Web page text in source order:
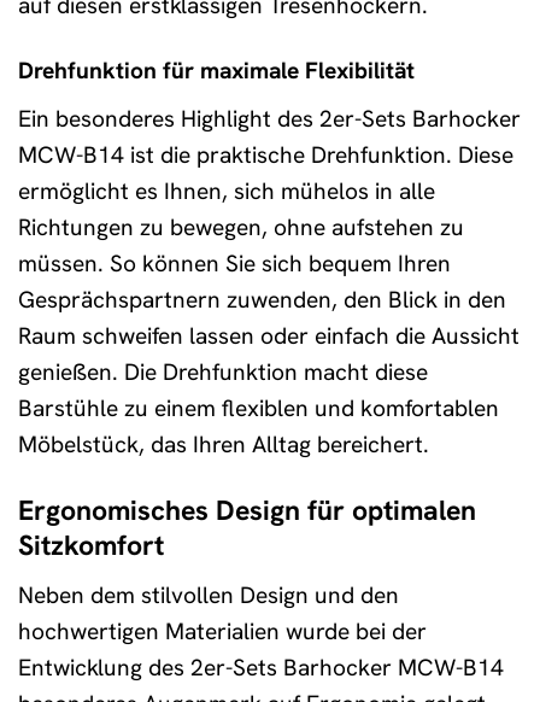
Drehfunktion für maximale Flexibilität
Ein besonderes Highlight des 2er-Sets Barhocker
MCW-B14 ist die praktische Drehfunktion. Diese
ermöglicht es Ihnen, sich mühelos in alle
Richtungen zu bewegen, ohne aufstehen zu
müssen. So können Sie sich bequem Ihren
Gesprächspartnern zuwenden, den Blick in den
Raum schweifen lassen oder einfach die Aussicht
genießen. Die Drehfunktion macht diese
Barstühle zu einem flexiblen und komfortablen
Möbelstück, das Ihren Alltag bereichert.
Ergonomisches Design für optimalen
Sitzkomfort
Neben dem stilvollen Design und den
hochwertigen Materialien wurde bei der
Entwicklung des 2er-Sets Barhocker MCW-B14